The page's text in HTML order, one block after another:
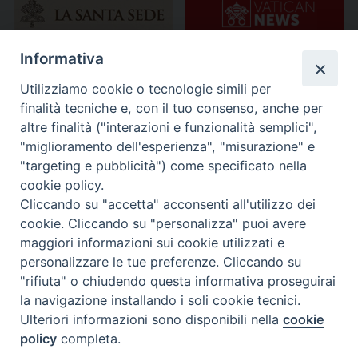
Informativa
Utilizziamo cookie o tecnologie simili per
finalità tecniche e, con il tuo consenso, anche per
altre finalità ("interazioni e funzionalità semplici",
"miglioramento dell'esperienza", "misurazione" e
"targeting e pubblicità") come specificato nella
cookie policy.
Cliccando su "accetta" acconsenti all'utilizzo dei
cookie. Cliccando su "personalizza" puoi avere
maggiori informazioni sui cookie utilizzati e
personalizzare le tue preferenze. Cliccando su
"rifiuta" o chiudendo questa informativa proseguirai
la navigazione installando i soli cookie tecnici.
Ulteriori informazioni sono disponibili nellacookie
policy completa.